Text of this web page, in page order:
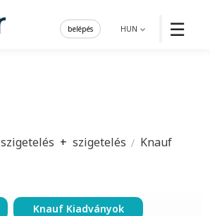
☰
HUN
belépés
szigetelés + szigetelés
Knauf
Knauf Kiadványok